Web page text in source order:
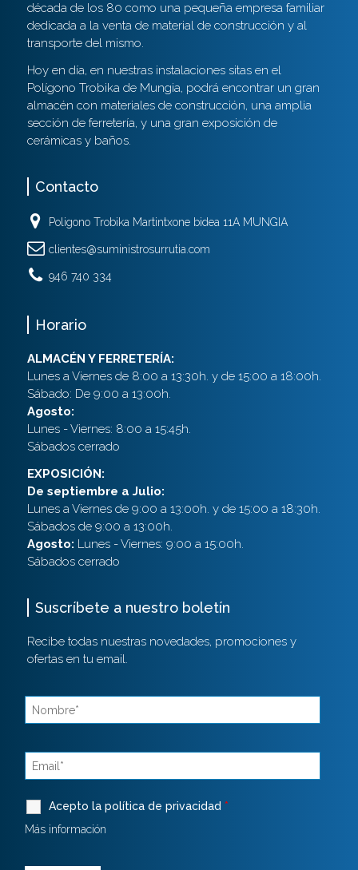
década de los 80 como una pequeña empresa familiar
dedicada a la venta de material de construcción y al
transporte del mismo.
Hoy en día, en nuestras instalaciones sitas en el
Polígono Trobika de Mungia, podrá encontrar un gran
almacén con materiales de construcción, una amplia
sección de ferretería, y una gran exposición de
cerámicas y baños.
Contacto
Poligono Trobika Martintxone bidea 11A MUNGIA
clientes@suministrosurrutia.com
946 740 334
Horario
ALMACÉN Y FERRETERÍA:
Lunes a Viernes de 8:00 a 13:30h. y de 15:00 a 18:00h.
Sábado: De 9:00 a 13:00h.
Agosto:
Lunes - Viernes: 8:00 a 15:45h.
Sábados cerrado
EXPOSICIÓN:
De septiembre a Julio:
Lunes a Viernes de 9:00 a 13:00h. y de 15:00 a 18:30h.
Sábados de 9:00 a 13:00h.
Agosto: Lunes - Viernes: 9:00 a 15:00h.
Sábados cerrado
Suscríbete a nuestro boletín
Recibe todas nuestras novedades, promociones y
ofertas en tu email.
Acepto la política de privacidad *
Más información